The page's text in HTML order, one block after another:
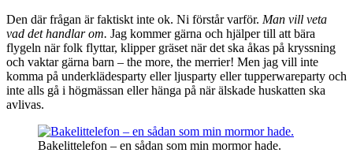
Den där frågan är faktiskt inte ok. Ni förstår varför. Man vill veta
vad det handlar om. Jag kommer gärna och hjälper till att bära
flygeln när folk flyttar, klipper gräset när det ska åkas på kryssning
och vaktar gärna barn – the more, the merrier! Men jag vill inte
komma på underklädesparty eller ljusparty eller tupperwareparty och
inte alls gå i högmässan eller hänga på när älskade huskatten ska
avlivas.
Bakelittelefon – en sådan som min mormor hade.